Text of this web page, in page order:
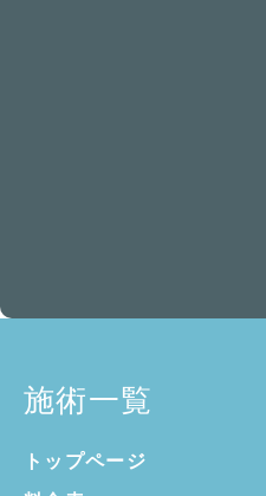
施術一覧
トップページ